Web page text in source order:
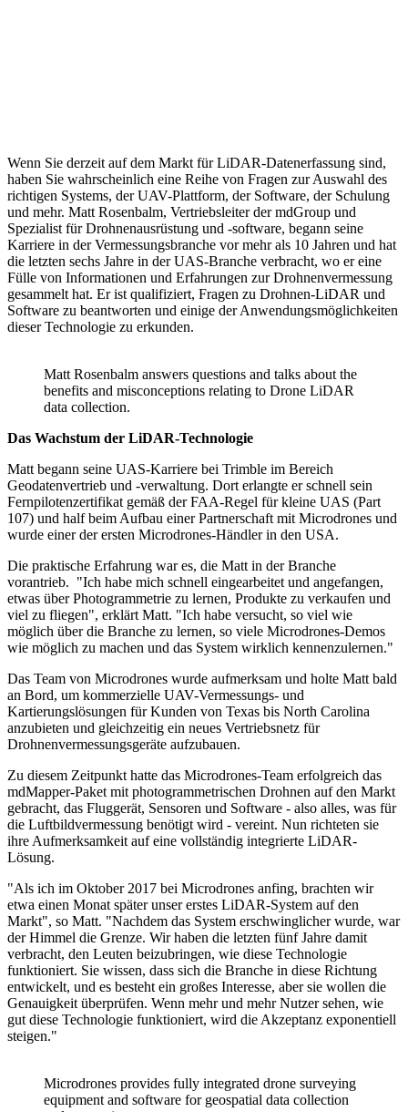
Wenn Sie derzeit auf dem Markt für LiDAR-Datenerfassung sind,
haben Sie wahrscheinlich eine Reihe von Fragen zur Auswahl des
richtigen Systems, der UAV-Plattform, der Software, der Schulung
und mehr. Matt Rosenbalm, Vertriebsleiter der mdGroup und
Spezialist für Drohnenausrüstung und -software, begann seine
Karriere in der Vermessungsbranche vor mehr als 10 Jahren und hat
die letzten sechs Jahre in der UAS-Branche verbracht, wo er eine
Fülle von Informationen und Erfahrungen zur Drohnenvermessung
gesammelt hat. Er ist qualifiziert, Fragen zu Drohnen-LiDAR und
Software zu beantworten und einige der Anwendungsmöglichkeiten
dieser Technologie zu erkunden.
Matt Rosenbalm answers questions and talks about the
benefits and misconceptions relating to Drone LiDAR
data collection.
Das Wachstum der LiDAR-Technologie
Matt begann seine UAS-Karriere bei Trimble im Bereich
Geodatenvertrieb und -verwaltung. Dort erlangte er schnell sein
Fernpilotenzertifikat gemäß der FAA-Regel für kleine UAS (Part
107) und half beim Aufbau einer Partnerschaft mit Microdrones und
wurde einer der ersten Microdrones-Händler in den USA.
Die praktische Erfahrung war es, die Matt in der Branche
vorantrieb. "Ich habe mich schnell eingearbeitet und angefangen,
etwas über Photogrammetrie zu lernen, Produkte zu verkaufen und
viel zu fliegen", erklärt Matt. "Ich habe versucht, so viel wie
möglich über die Branche zu lernen, so viele Microdrones-Demos
wie möglich zu machen und das System wirklich kennenzulernen."
Das Team von Microdrones wurde aufmerksam und holte Matt bald
an Bord, um kommerzielle UAV-Vermessungs- und
Kartierungslösungen für Kunden von Texas bis North Carolina
anzubieten und gleichzeitig ein neues Vertriebsnetz für
Drohnenvermessungsgeräte aufzubauen.
Zu diesem Zeitpunkt hatte das Microdrones-Team erfolgreich das
mdMapper-Paket mit photogrammetrischen Drohnen auf den Markt
gebracht, das Fluggerät, Sensoren und Software - also alles, was für
die Luftbildvermessung benötigt wird - vereint. Nun richteten sie
ihre Aufmerksamkeit auf eine vollständig integrierte LiDAR-
Lösung.
"Als ich im Oktober 2017 bei Microdrones anfing, brachten wir
etwa einen Monat später unser erstes LiDAR-System auf den
Markt", so Matt. "Nachdem das System erschwinglicher wurde, war
der Himmel die Grenze. Wir haben die letzten fünf Jahre damit
verbracht, den Leuten beizubringen, wie diese Technologie
funktioniert. Sie wissen, dass sich die Branche in diese Richtung
entwickelt, und es besteht ein großes Interesse, aber sie wollen die
Genauigkeit überprüfen. Wenn mehr und mehr Nutzer sehen, wie
gut diese Technologie funktioniert, wird die Akzeptanz exponentiell
steigen."
Microdrones provides fully integrated drone surveying
equipment and software for geospatial data collection